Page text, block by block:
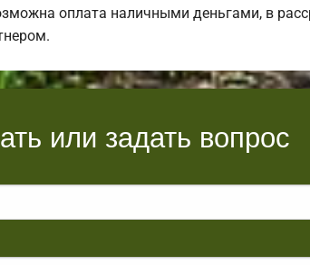
оплата наличными деньгами, в
или задать вопрос